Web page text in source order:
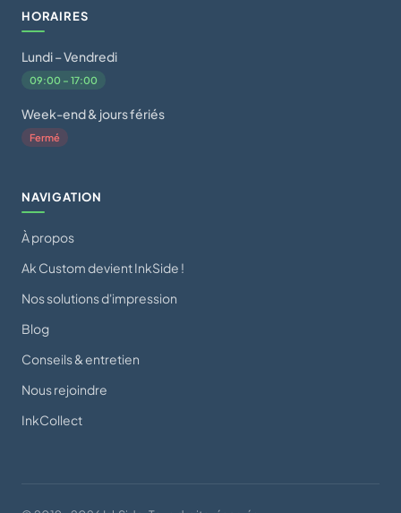
HORAIRES
Lundi – Vendredi
09:00 – 17:00
Week-end & jours fériés
Fermé
NAVIGATION
À propos
Ak Custom devient InkSide !
Nos solutions d'impression
Blog
Conseils & entretien
Nous rejoindre
InkCollect